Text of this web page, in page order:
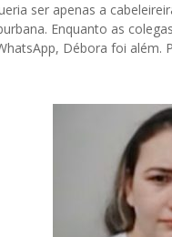
ser apenas a
Enquanto as
Débora foi